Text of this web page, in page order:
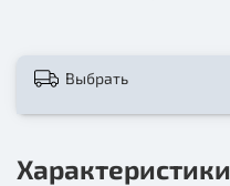
Выбрать
Характеристики